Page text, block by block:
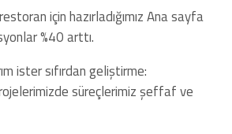
için hazırladığımız Ana sayfa
%40 arttı.
ister sıfırdan geliştirme:
süreçlerimiz şeffaf ve